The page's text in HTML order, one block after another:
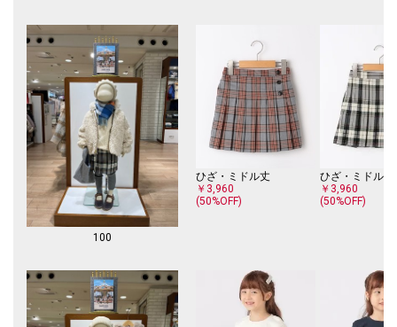
100
ひざ・ミドル丈
￥3,960
(50%OFF)
ひざ・ミドル丈
￥3,960
(50%OFF)